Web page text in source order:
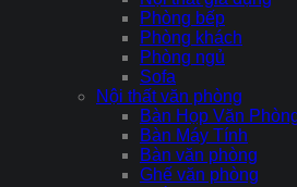
Phòng bếp
Phòng khách
Phòng ngủ
Sofa
Nội thất văn phòng
Bàn Họp Văn
Bàn Máy Tính
Bàn văn phòng
Ghế văn phòng